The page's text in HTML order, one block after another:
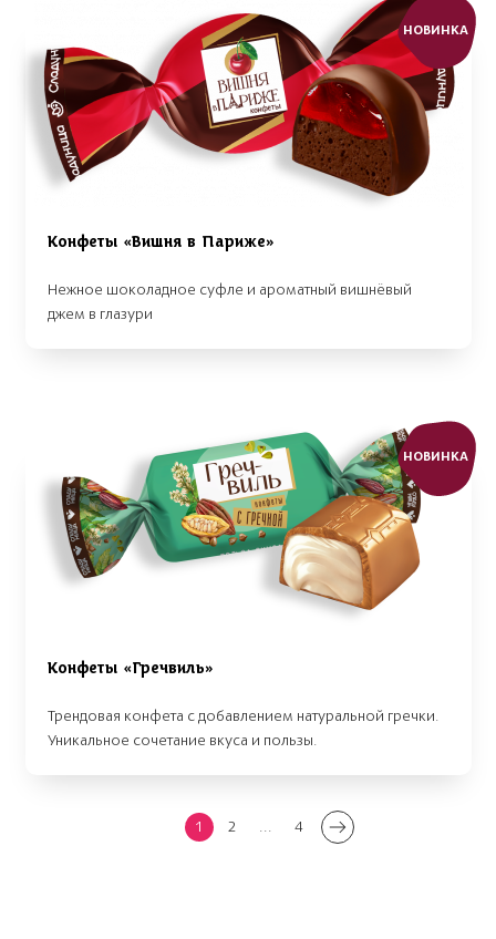
НОВИНКА
Конфеты «Вишня в Париже»
Нежное шоколадное суфле и ароматный вишнёвый
джем в глазури
НОВИНКА
Конфеты «Гречвиль»
Трендовая конфета с добавлением натуральной гречки.
Уникальное сочетание вкуса и пользы.
1 2 ... 4